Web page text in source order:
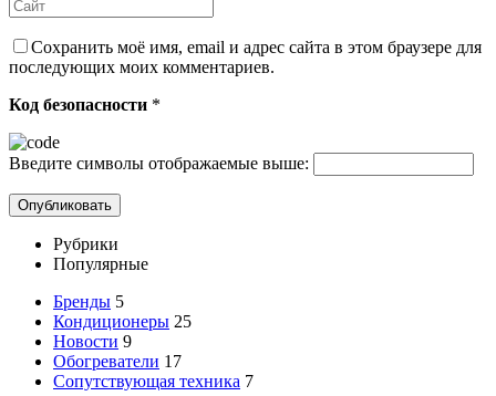
Сохранить моё имя, email и адрес сайта в этом браузере для
последующих моих комментариев.
Код безопасности *
Введите символы отображаемые выше:
Рубрики
Популярные
Бренды 5
Кондиционеры 25
Новости 9
Обогреватели 17
Сопутствующая техника 7